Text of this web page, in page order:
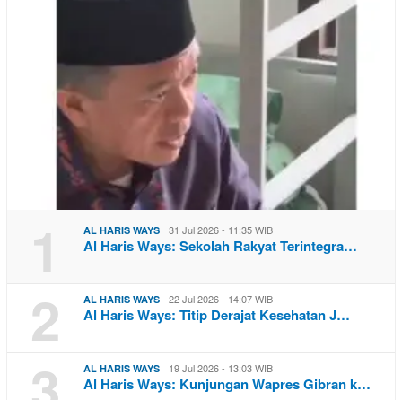
1 AL HARIS WAYS 31 Jul 2026 - 11:35 WIB
Al Haris Ways: Sekolah Rakyat Terintegra…
2 AL HARIS WAYS 22 Jul 2026 - 14:07 WIB
Al Haris Ways: Titip Derajat Kesehatan J…
AL HARIS WAYS 19 Jul 2026 - 13:03 WIB
Al Haris Ways: Kunjungan Wapres Gibran k…